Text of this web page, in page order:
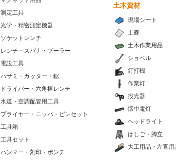
測定工具
光学・精密測定機器
ソケットレンチ
レンチ・スパナ・プーラー
電設工具
ハサミ・カッター・鋸
ドライバー・六角棒レンチ
水道・空調配管用工具
プライヤー・ニッパ・ピンセット
工具箱
工具セット
ハンマー・刻印・ポンチ
土木資材
現場シート
土嚢
土木作業用品
ショベル
釘打機
作業灯
投光器
懐中電灯
ヘッドライト
はしご・脚立
大工用品・左官用